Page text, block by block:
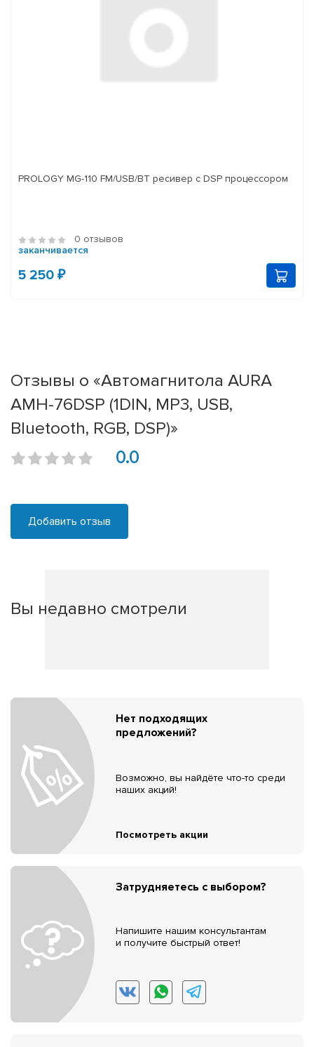
PROLOGY MG-110 FM/USB/BT ресивер с DSP процессором
0 отзывов
заканчивается
5 250 ₽
Отзывы о «Автомагнитола AURA
AMH-76DSP (1DIN, MP3, USB,
Bluetooth, RGB, DSP)»
0.0
Добавить отзыв
Вы недавно смотрели
Нет подходящих
предложений?
Возможно, вы найдёте что-то среди
наших акций!
Посмотреть акции
Затрудняетесь с выбором?
Напишите нашим консультантам
и получите быстрый ответ!